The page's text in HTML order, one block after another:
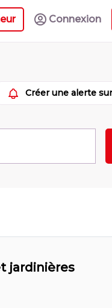
Connexion
Créer une alerte
jardinières